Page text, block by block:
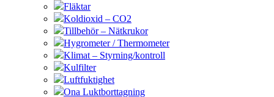
Fläktar
Koldioxid – CO2
Tillbehör – Nätkrukor
Hygrometer / Thermometer
Klimat – Styrning/kontroll
Kulfilter
Luftfuktighet
Ona Luktborttagning